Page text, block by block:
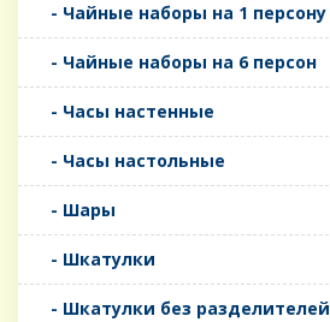
- Чайные наборы на 1 персону
- Чайные наборы на 6 персон
- Часы настенные
- Часы настольные
- Шары
- Шкатулки
- Шкатулки без разделителей